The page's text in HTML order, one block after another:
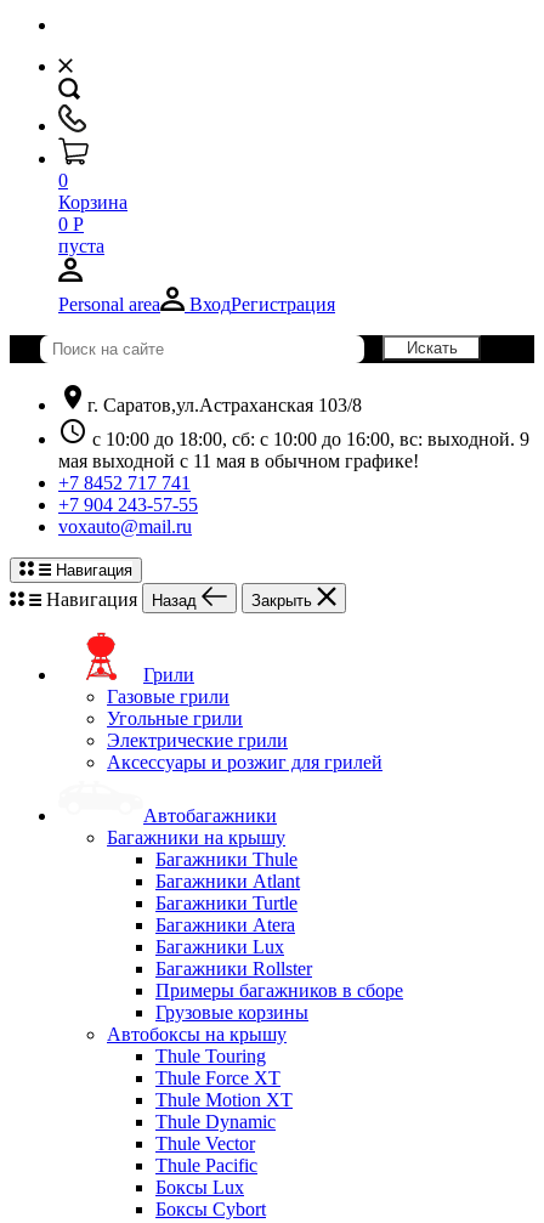
0
Корзина
0 Р
пуста
Personal area ВходРегистрация
location_on г. Саратов,ул.Астраханская 103/8
schedule с 10:00 до 18:00, сб: с 10:00 до 16:00, вс: выходной. 9
мая выходной с 11 мая в обычном графике!
+7 8452 717 741
+7 904 243-57-55
voxauto@mail.ru
Навигация
Навигация Назад Закрыть
Грили
Газовые грили
Угольные грили
Электрические грили
Аксессуары и розжиг для грилей
Автобагажники
Багажники на крышу
Багажники Thule
Багажники Atlant
Багажники Turtle
Багажники Atera
Багажники Lux
Багажники Rollster
Примеры багажников в сборе
Грузовые корзины
Автобоксы на крышу
Thule Touring
Thule Force XT
Thule Motion XT
Thule Dynamic
Thule Vector
Thule Pacific
Боксы Lux
Боксы Cybort